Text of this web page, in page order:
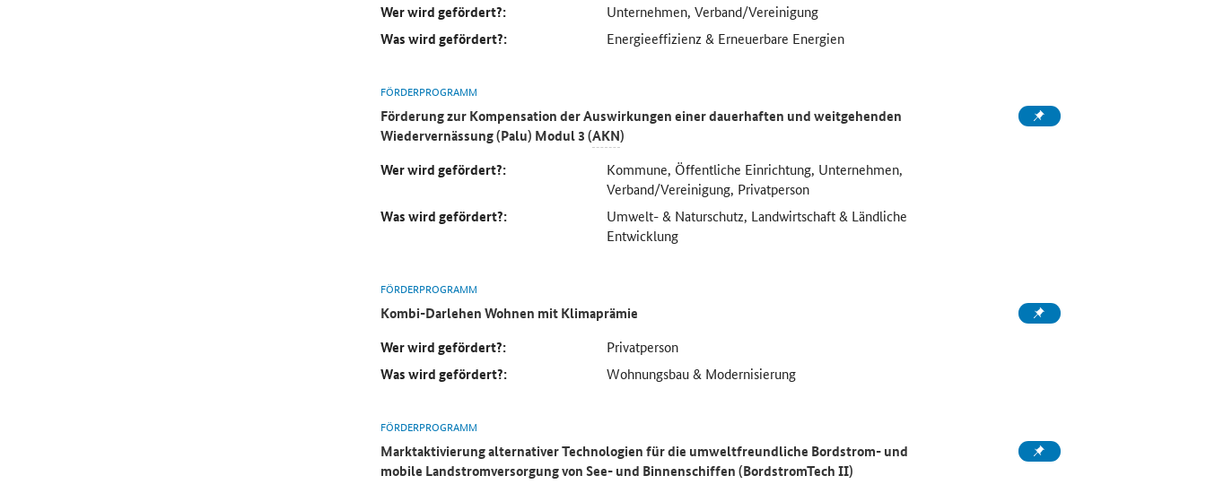
Wer wird gefördert?:
Unternehmen, Verband/Vereinigung
Was wird gefördert?: Energieeffizienz & Erneuerbare Energien
FÖRDERPROGRAMM
Förderung zur Kompensation der Auswirkungen einer dauerhaften und weitgehenden
Wiedervernässung (Palu) Modul 3 (AKN)
Wer wird gefördert?:
Kommune, Öffentliche Einrichtung, Unternehmen,
Verband/Vereinigung, Privatperson
Was wird gefördert?:
Umwelt- & Naturschutz, Landwirtschaft & Ländliche
Entwicklung
FÖRDERPROGRAMM
Kombi-Darlehen Wohnen mit Klimaprämie
Wer wird gefördert?:
Privatperson
Was wird gefördert?: Wohnungsbau & Modernisierung
FÖRDERPROGRAMM
Marktaktivierung alternativer Technologien für die umweltfreundliche Bordstrom- und
mobile Landstromversorgung von See- und Binnenschiffen (BordstromTech II)